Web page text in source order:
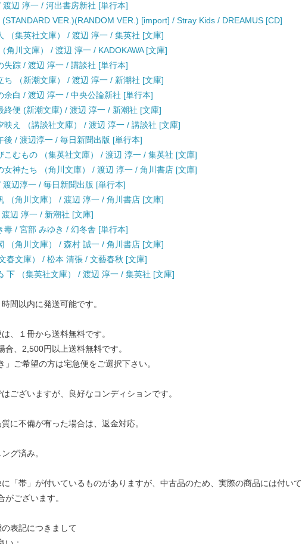
渡辺 淳一 / 河出書房新社 [単行本]
(STANDARD VER.)(RANDOM VER.) [import] / Stray Kids / DREAMUS [CD]
（集英社文庫） / 渡辺 淳一 / 集英社 [文庫]
角川文庫） / 渡辺 淳一 / KADOKAWA [文庫]
失踪 / 渡辺 淳一 / 講談社 [単行本]
ち （新潮文庫） / 渡辺 淳一 / 新潮社 [文庫]
余白 / 渡辺 淳一 / 中央公論新社 [単行本]
終便 (新潮文庫) / 渡辺 淳一 / 新潮社 [文庫]
映え （講談社文庫） / 渡辺 淳一 / 講談社 [文庫]
後 / 渡辺淳一 / 毎日新聞出版 [単行本]
こむもの （集英社文庫） / 渡辺 淳一 / 集英社 [文庫]
女神たち （角川文庫） / 渡辺 淳一 / 角川書店 [文庫]
渡辺淳一 / 毎日新聞出版 [単行本]
（角川文庫） / 渡辺 淳一 / 角川書店 [文庫]
辺 淳一 / 新潮社 [文庫]
毒 / 宮部 みゆき / 幻冬舎 [単行本]
（角川文庫） / 森村 誠一 / 角川書店 [文庫]
春文庫） / 松本 清張 / 文藝春秋 [文庫]
下 （集英社文庫） / 渡辺 淳一 / 集英社 [文庫]
間以内に発送可能です。
、１冊から送料無料です。
合、2,500円以上送料無料です。
」ご希望の方は宅急便をご選択下さい。
ございますが、良好なコンディションです。
に不備が有った場合は、返金対応。
グ済み。
「帯」が付いているものがありますが、中古品のため、実際の商品には付いて
がございます。
表記につきまして